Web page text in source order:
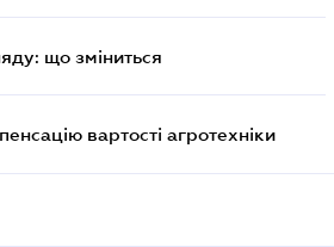
що зміниться
вартості агротехніки